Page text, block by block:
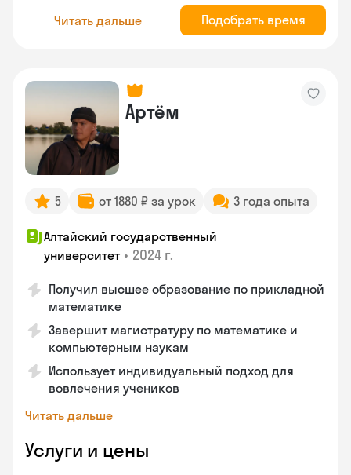
Читать дальше Подобрать время
Артём
5 от 1880 ₽ за урок 3 года опыта
Алтайский государственный
университет • 2024 г.
Получил высшее образование по прикладной
математике
Завершит магистратуру по математике и
компьютерным наукам
Использует индивидуальный подход для
вовлечения учеников
Читать дальше
Услуги и цены